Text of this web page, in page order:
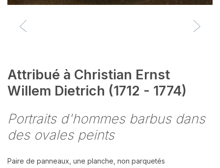
Attribué à Christian Ernst
Willem Dietrich (1712 - 1774)
Portraits d'hommes barbus dans
des ovales peints
Paire de panneaux, une planche, non parquetés